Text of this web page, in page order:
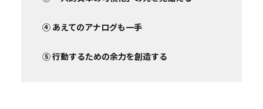
④ あえてのアナログも一手
⑤ 行動するための余力を創造する